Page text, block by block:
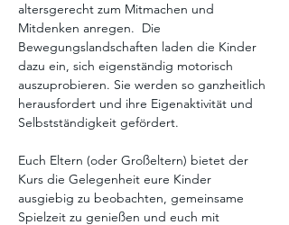
altersgerecht zum Mitmachen und
Mitdenken anregen.  Die
Bewegungslandschaften laden die Kinder
dazu ein, sich eigenständig motorisch
auszuprobieren. Sie werden so ganzheitlich
herausfordert und ihre Eigenaktivität und
Selbstständigkeit gefördert.
Euch Eltern (oder Großeltern) bietet der
Kurs die Gelegenheit eure Kinder
ausgiebig zu beobachten, gemeinsame
Spielzeit zu genießen und euch mit